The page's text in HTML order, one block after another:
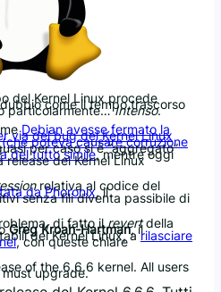
del Kernel Linux procede
come il tempo trascorso
particolarmente…Intenso.
Debian avesse fermato la
via del bug del Kernel Linux
poteva causare corruzione
per caso si è “aggregato”
del tutto simile, mentre oggi
del Kernel Linux
relativa al codice del
da Phoronix, il
senza fili diventa passibile di
di fatto ilrevertdella
Greg Kroah-Hartman, il
del Kernel Linux, arilasciare
, con queste chiare
of the 6.6.6 kernel. All users
upgrade.